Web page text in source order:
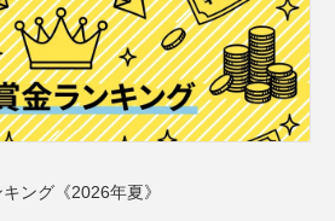
ング《2026年夏》